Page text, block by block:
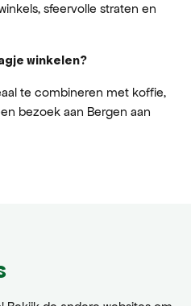
sfeervolle straten en
winkelen?
te combineren met koffie,
bezoek aan Bergen aan